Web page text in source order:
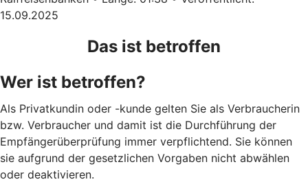
15.09.2025
Das ist betroffen
Wer ist betroffen?
Als Privatkundin oder -kunde gelten Sie als Verbraucherin
bzw. Verbraucher und damit ist die Durchführung der
Empfängerüberprüfung immer verpflichtend. Sie können
sie aufgrund der gesetzlichen Vorgaben nicht abwählen
oder deaktivieren.